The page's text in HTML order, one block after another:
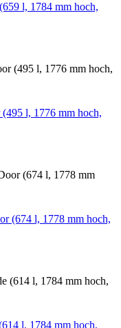
l, 1784 mm hoch,
l, 1776 mm hoch,
(674 l, 1778 mm hoch,
l, 1784 mm hoch,